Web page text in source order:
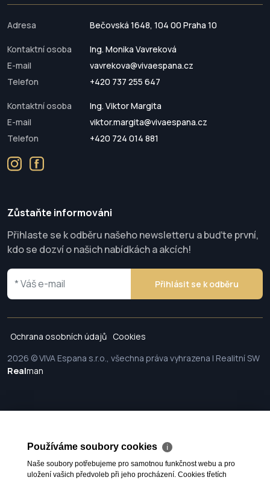
Adresa Bečovská 1648, 104 00 Praha 10
Kontaktní osoba
Ing. Monika Vavreková
E-mail
vavrekova@vivaespana.cz
Telefon
+420 737 255 647
Kontaktní osoba
Ing. Viktor Margita
E-mail
viktor.margita@vivaespana.cz
Telefon
+420 724 014 881
Zůstaňte informováni
Přihlaste se k odběru našeho newsletteru a buďte první,
kdo se dozví o našich nabídkách a akcích!
Přihlásit se k odběru
Ochrana osobních údajů Cookies
2026 © VIVA Espana s.r.o., všechna práva vyhrazena | Realitní SW
Realman
Používáme soubory cookies ℹ
Naše soubory potřebujeme pro samotnou funkčnost webu a pro
uložení vašich předvoleb při jeho procházení. Cookies třetích